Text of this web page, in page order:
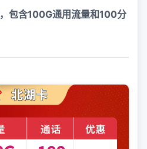
包含100G通用流量和100分